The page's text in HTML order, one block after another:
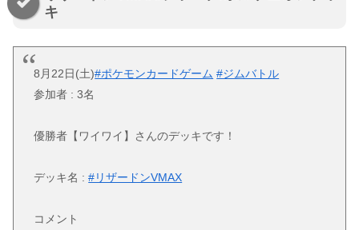
キ
8月22日(土)#ポケモンカードゲーム #ジムバトル
参加者 : 3名
優勝者【ワイワイ】さんのデッキです！
デッキ名 :#リザードンVMAX
コメント